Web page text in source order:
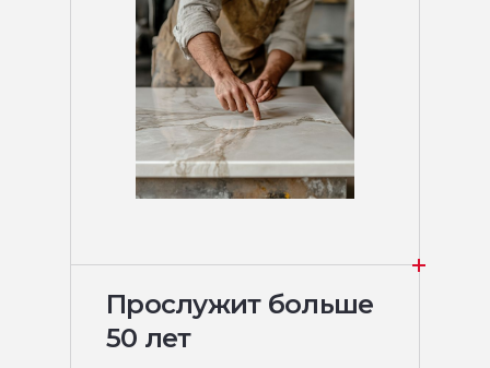
Прослужит больше
50 лет